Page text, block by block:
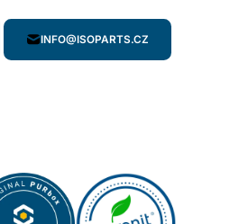
INFO@ISOPARTS.CZ